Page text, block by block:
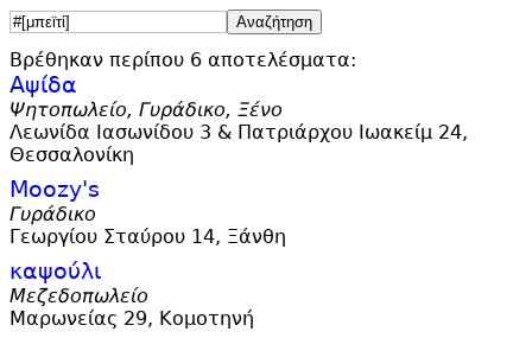
Βρέθηκαν περίπου 6 αποτελέσματα:
Αψίδα
Ψητοπωλείο, Γυράδικο, Ξένο
Λεωνίδα Ιασωνίδου 3 & Πατριάρχου Ιωακείμ 24,
Θεσσαλονίκη
Moozy's
Γυράδικο
Γεωργίου Σταύρου 14, Ξάνθη
καψούλι
Μεζεδοπωλείο
Μαρωνείας 29, Κομοτηνή